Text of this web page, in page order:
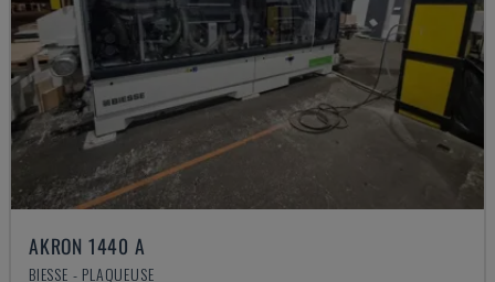
AKRON 1440 A
BIESSE - PLAQUEUSE